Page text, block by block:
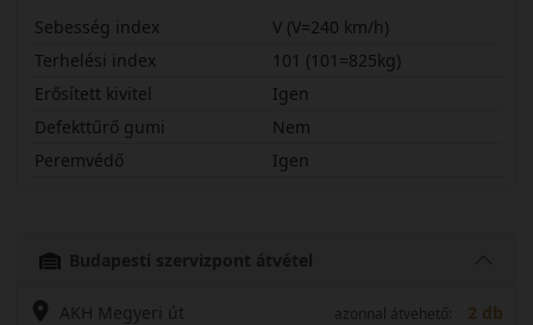
Sebesség index
V (V=240 km/h)
Terhelési index
101 (101=825kg)
Erősített kivitel
Igen
Defekttűrő gumi
Nem
Peremvédő
Igen
Budapesti szervizpont átvétel
AKH Megyeri út azonnal átvehető: 2 db